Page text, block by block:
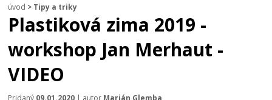
úvod > Tipy a triky
Plastiková zima 2019 -
workshop Jan Merhaut -
VIDEO